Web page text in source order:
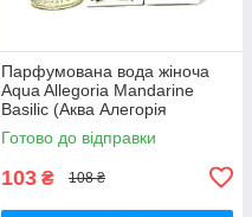
Парфумована вода жіноча
Aqua Allegoria Mandarine
Basilic (Аква Алегорія
Мандарин Базилік) 55 мл
Готово до відправки
103 ₴ 108 ₴